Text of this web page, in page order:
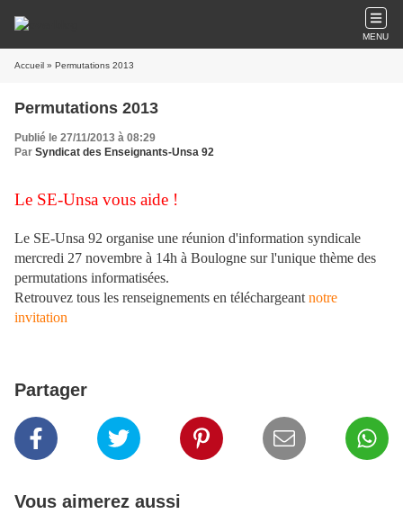
MENU
Accueil » Permutations 2013
Permutations 2013
Publié le 27/11/2013 à 08:29
Par Syndicat des Enseignants-Unsa 92
Le SE-Unsa vous aide !
Le SE-Unsa 92 organise une réunion d'information syndicale
mercredi 27 novembre à 14h à Boulogne sur l'unique thème des
permutations informatisées.
Retrouvez tous les renseignements en téléchargeant notre
invitation
Partager
Vous aimerez aussi